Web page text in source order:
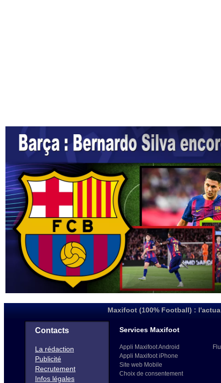
Maxifoot (100% Football) :
Contacts
La rédaction
Publicité
Recrutement
Infos légales
Services Maxifoot
Appli Maxifoot Android
Appli Maxifoot iPhone
Site web Mobile
Choix de consentement